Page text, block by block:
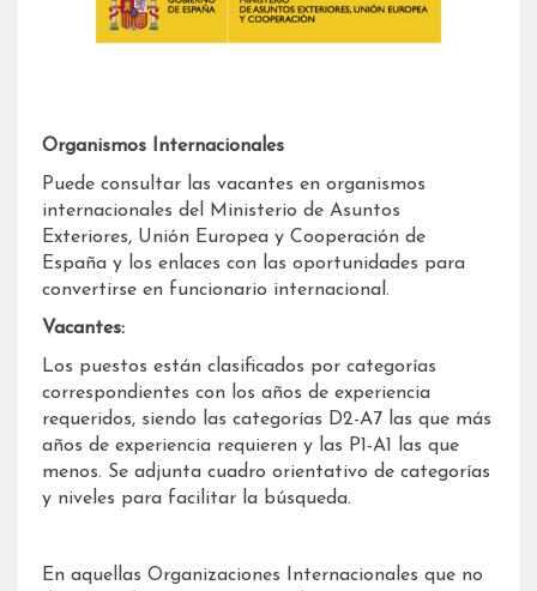
Organismos Internacionales
Puede consultar las vacantes en organismos
internacionales del Ministerio de Asuntos
Exteriores, Unión Europea y Cooperación de
España y los enlaces con las oportunidades para
convertirse en funcionario internacional.
Vacantes:
Los puestos están clasificados por categorías
correspondientes con los años de experiencia
requeridos, siendo las categorías D2-A7 las que más
años de experiencia requieren y las P1-A1 las que
menos. Se adjunta cuadro orientativo de categorías
y niveles para facilitar la búsqueda.
En aquellas Organizaciones Internacionales que no